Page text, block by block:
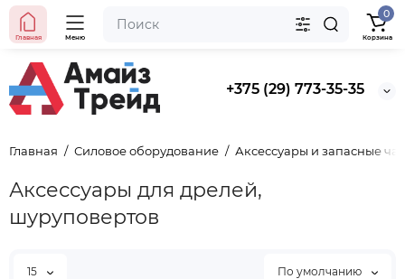
+375 (29) 773-35-35
Главная Меню
0
Корзина
Главная Силовое оборудование Аксессуары и запасные
Аксессуары для дрелей,
шуруповертов
15 По умолчанию